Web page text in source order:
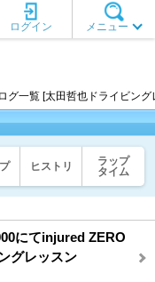
メニュー
ログイン
グ一覧 [太田哲也ドライビン
ヒストリ
ラップ
タイム
にてinjured ZERO
グレッスン